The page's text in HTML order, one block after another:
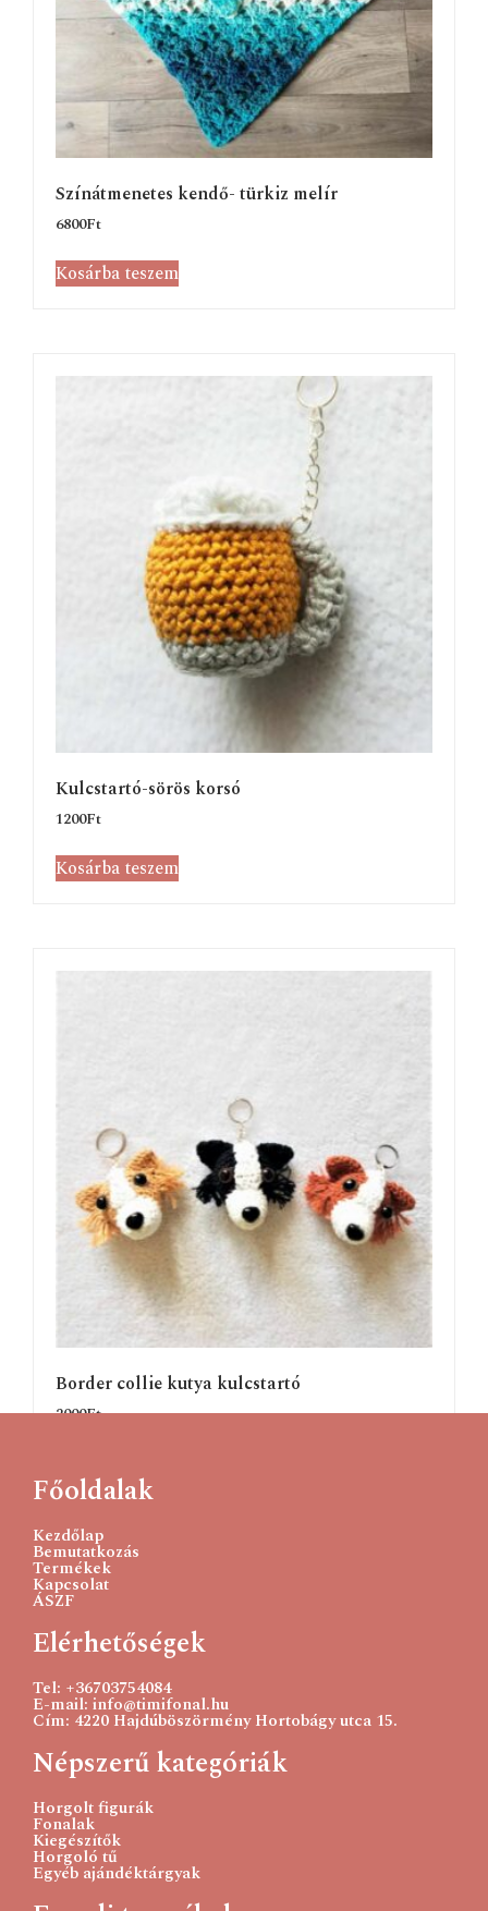
Színátmenetes kendő- türkiz melír
6800Ft
Kosárba teszem
Kulcstartó-sörös korsó
1200Ft
Kosárba teszem
Border collie kutya kulcstartó
2000Ft
Főoldalak
Kezdőlap
Bemutatkozás
Termékek
Kapcsolat
ÁSZF
Elérhetőségek
Tel: +36703754084
E-mail: info@timifonal.hu
Cím: 4220 Hajdúböszörmény Hortobágy utca 15.
Népszerű kategóriák
Horgolt figurák
Fonalak
Kiegészítők
Horgoló tű
Egyéb ajándéktárgyak